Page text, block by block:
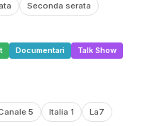
Seconda serata
Documentari
Talk Show
5 Italia 1
La7